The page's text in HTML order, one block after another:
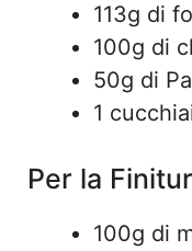
113g di
100g di
50g di
1
Per la
100g di